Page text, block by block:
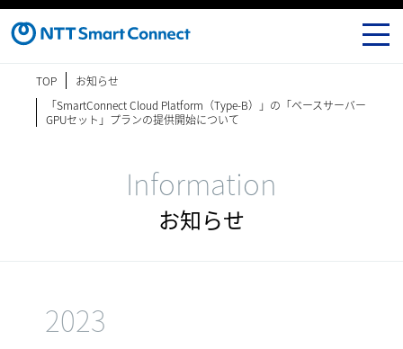
TOP
お知らせ
「SmartConnect Cloud Platform（Type-B）」の「ベースサーバー
GPUセット」プランの提供開始について
Information
お知らせ
2023